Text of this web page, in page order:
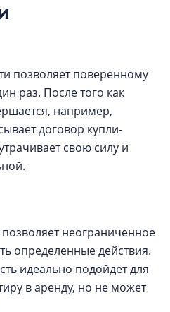
позволяет поверенному
раз. После того как
например,
договор купли-
свою силу и
неограниченное
определенные действия.
идеально подойдет для
в аренду, но не может